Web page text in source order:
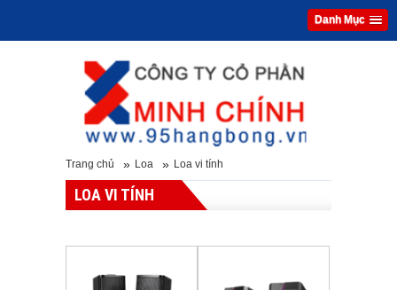
Danh Mục
Trang chủ » Loa » Loa vi tính
LOA VI TÍNH